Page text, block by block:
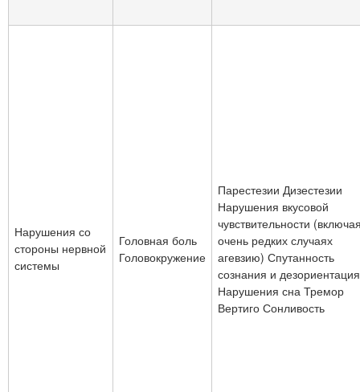
Нарушения со
стороны нервной
системы
Головная боль
Головокружение
Парестезии Дизестезии
Нарушения вкусовой
чувствительности
очень редких случаях
агевзию) Спутанность
сознания и дезориентация
Нарушения сна Тремор
Вертиго Сонливость